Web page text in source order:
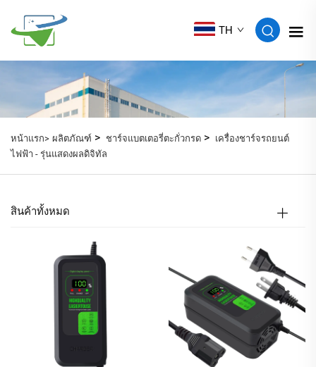
TH
หน้าแรก> ผลิตภัณฑ์ > ชาร์จแบตเตอรี่ตะกั่วกรด > เครื่องชาร์จรถยนต์
ไฟฟ้า - รุ่นแสดงผลดิจิทัล
สินค้าทั้งหมด